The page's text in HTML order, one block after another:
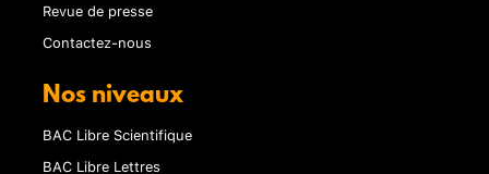
Revue de presse
Contactez-nous
Nos niveaux
BAC Libre Scientifique
BAC Libre Lettres